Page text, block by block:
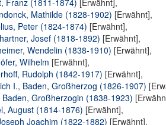
Franz (1811-1874) [Erwähnt],
Mathilde (1828-1902) [Erwähnt],
Peter (1824-1874) [Erwähnt],
Josef (1818-1892) [Erwähnt],
Wendelin (1838-1910) [Erwähnt],
Wilhelm [Erwähnt],
Rudolph (1842-1917) [Erwähnt],
I., Baden, Großherzog (1826-1907)
Baden, Großherzogin (1838-1923)
August (1814-1876) [Erwähnt],
Joachim (1822-1882) [Erwähnt],